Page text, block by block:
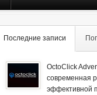
Последние записи
OctoClick
современная
эффективной